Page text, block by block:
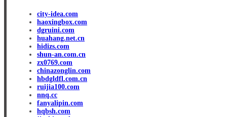
city-idea.com
haoxingbox.com
dgruini.com
huahang.net.cn
hidizs.com
shun-an.com.cn
zx0769.com
chinazonglin.com
hbdgldfl.com.cn
ruijia100.com
nnq.cc
fanyalipin.com
hqbsh.com